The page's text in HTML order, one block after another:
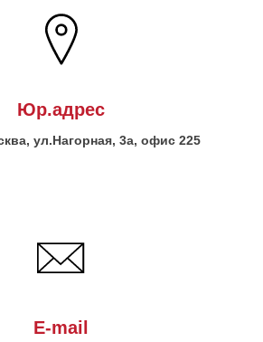
Юр.адрес
ул.Нагорная, 3а, офис 225
E-mail